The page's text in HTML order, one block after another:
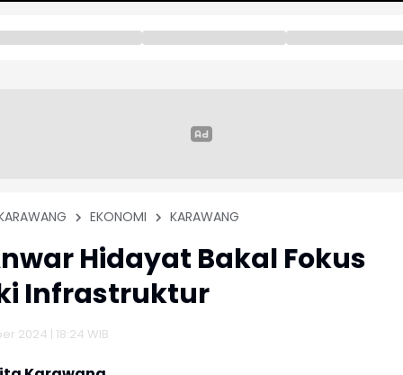
EKONOMI KARAWANG
Hidayat Bakal Fokus
Infrastruktur
2024 | 18:24 WIB